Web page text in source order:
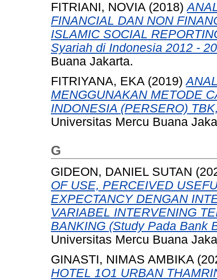
FITRIANI, NOVIA (2018)
FINANCIAL DAN NON
ISLAMIC SOCIAL
Syariah di Indonesia 2012 -
Buana Jakarta.
FITRIYANA, EKA (2019)
MENGGUNAKAN METODE
INDONESIA (PERSERO)
Universitas Mercu Buana
G
GIDEON, DANIEL SUTAN
OF USE, PERCEIVED
EXPECTANCY DENGAN
VARIABEL INTERVENING
BANKING (Study Pada Bank
Universitas Mercu Buana
GINASTI, NIMAS AMBIKA
HOTEL 1O1 URBAN